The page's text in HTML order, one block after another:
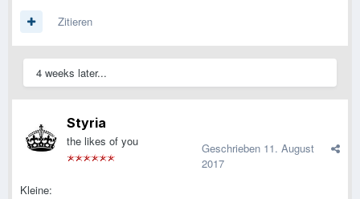
Zitieren
4 weeks later...
Styria
the likes of you Geschrieben 11. August
2017
Kleine: